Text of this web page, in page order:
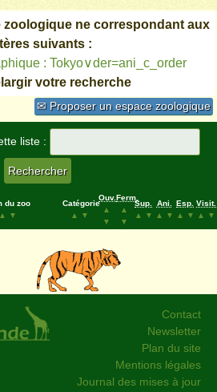
zoologique ne correspondant aux
suivants :
: Tokyo∨der=ani_c_order
votre recherche
✉ Proposer un espace zoologique
liste :
du zoo
▲
▼
Catégorie
▲
▼
Ouv.
▲
▼
Ferm.
▲
▼
Sup.
▲
▼
Ani.
▲
▼
Esp.
▲
▼
Visit.
▲
▼
Contact
Newsletter
Plan du site
Mentions légales
Journal des mises à jour